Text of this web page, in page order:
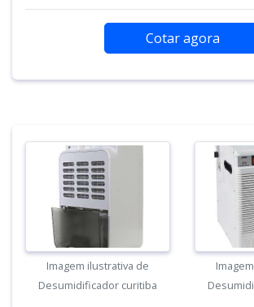
Cotar agora
Imagem ilustrativa de
Desumidificador curitiba